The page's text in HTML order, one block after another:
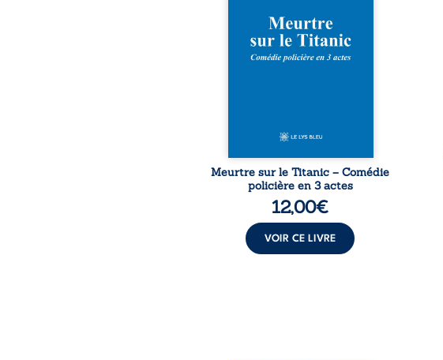
les profondeurs de l’Atlantique.
Sept décennies plus tard, la
découverte de l’épave fait
resurgir un secret que l’on
Meurtre sur le Titanic – Comédie
policière en 3 actes
12,00€
VOIR CE LIVRE